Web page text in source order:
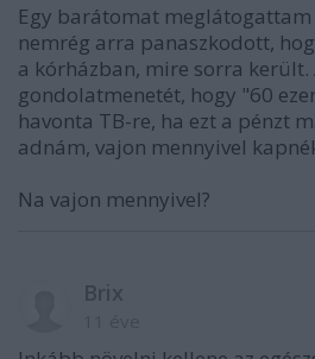
Egy barátomat meglátogattam
nemrég arra panaszkodott,
a kórházban, mire sorra került.
gondolatmenetét, hogy "60
havonta TB-re, ha ezt a pénzt
adnám, vajon mennyivel
Na vajon mennyivel?
Brix